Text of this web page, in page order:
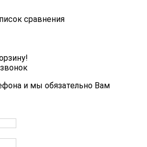
сравнения
и мы обязательно Вам